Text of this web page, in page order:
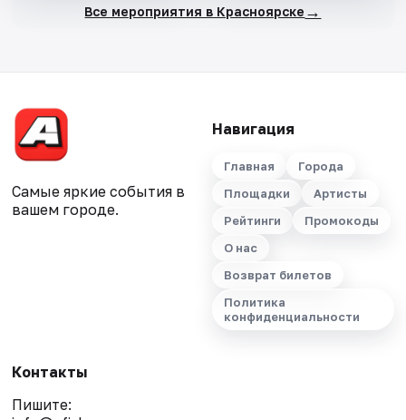
Все мероприятия в Красноярске →
Самые яркие события в
вашем городе.
Навигация
Главная
Города
Площадки
Артисты
Рейтинги
Промокоды
О нас
Возврат билетов
Политика
конфиденциальности
Контакты
Пишите: